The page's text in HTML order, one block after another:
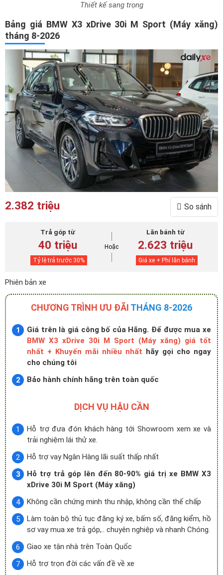
Thiết kế sang trọng
Bảng giá BMW X3 xDrive 30i M Sport (Máy xăng)
tháng 8-2026
2.382 triệu So sánh
Trả góp từ
40 triệu
Tỷ lệ trả trước 30%
Hoặc
Lăn bánh từ
2.623 triệu
Giá xe + Phí lăn bánh
Phiên bản xe
CHƯƠNG TRÌNH ƯU ĐÃI THÁNG 8-2026
Giá trên là giá công bố của Hãng. Để được mua xe
BMW X3 xDrive 30i M Sport (Máy xăng) giá tốt
nhất + Khuyến mãi nhiều nhất hãy gọi cho ngay
cho chúng tôi
Bảo hành chính hãng trên toàn quốc
DỊCH VỤ HẬU CẦN
Hỗ trợ đưa đón khách hàng tới Showroom xem xe và
trải nghiệm lái thử xe.
Hỗ trợ vay Ngân Hàng lãi suất thấp nhất
Hỗ trợ trả góp lên đến 80-90% giá trị xe BMW X3
xDrive 30i M Sport (Máy xăng)
Không cần chứng minh thu nhập, không cần thế chấp
Làm toàn bộ thủ tục đăng ký xe, bấm số, đăng kiểm, hồ
sơ vay mua xe trả góp,.. chuyên nghiệp và nhanh Chóng.
Giao xe tận nhà trên Toàn Quốc
Hỗ trợ trọn đời các vấn đề về xe